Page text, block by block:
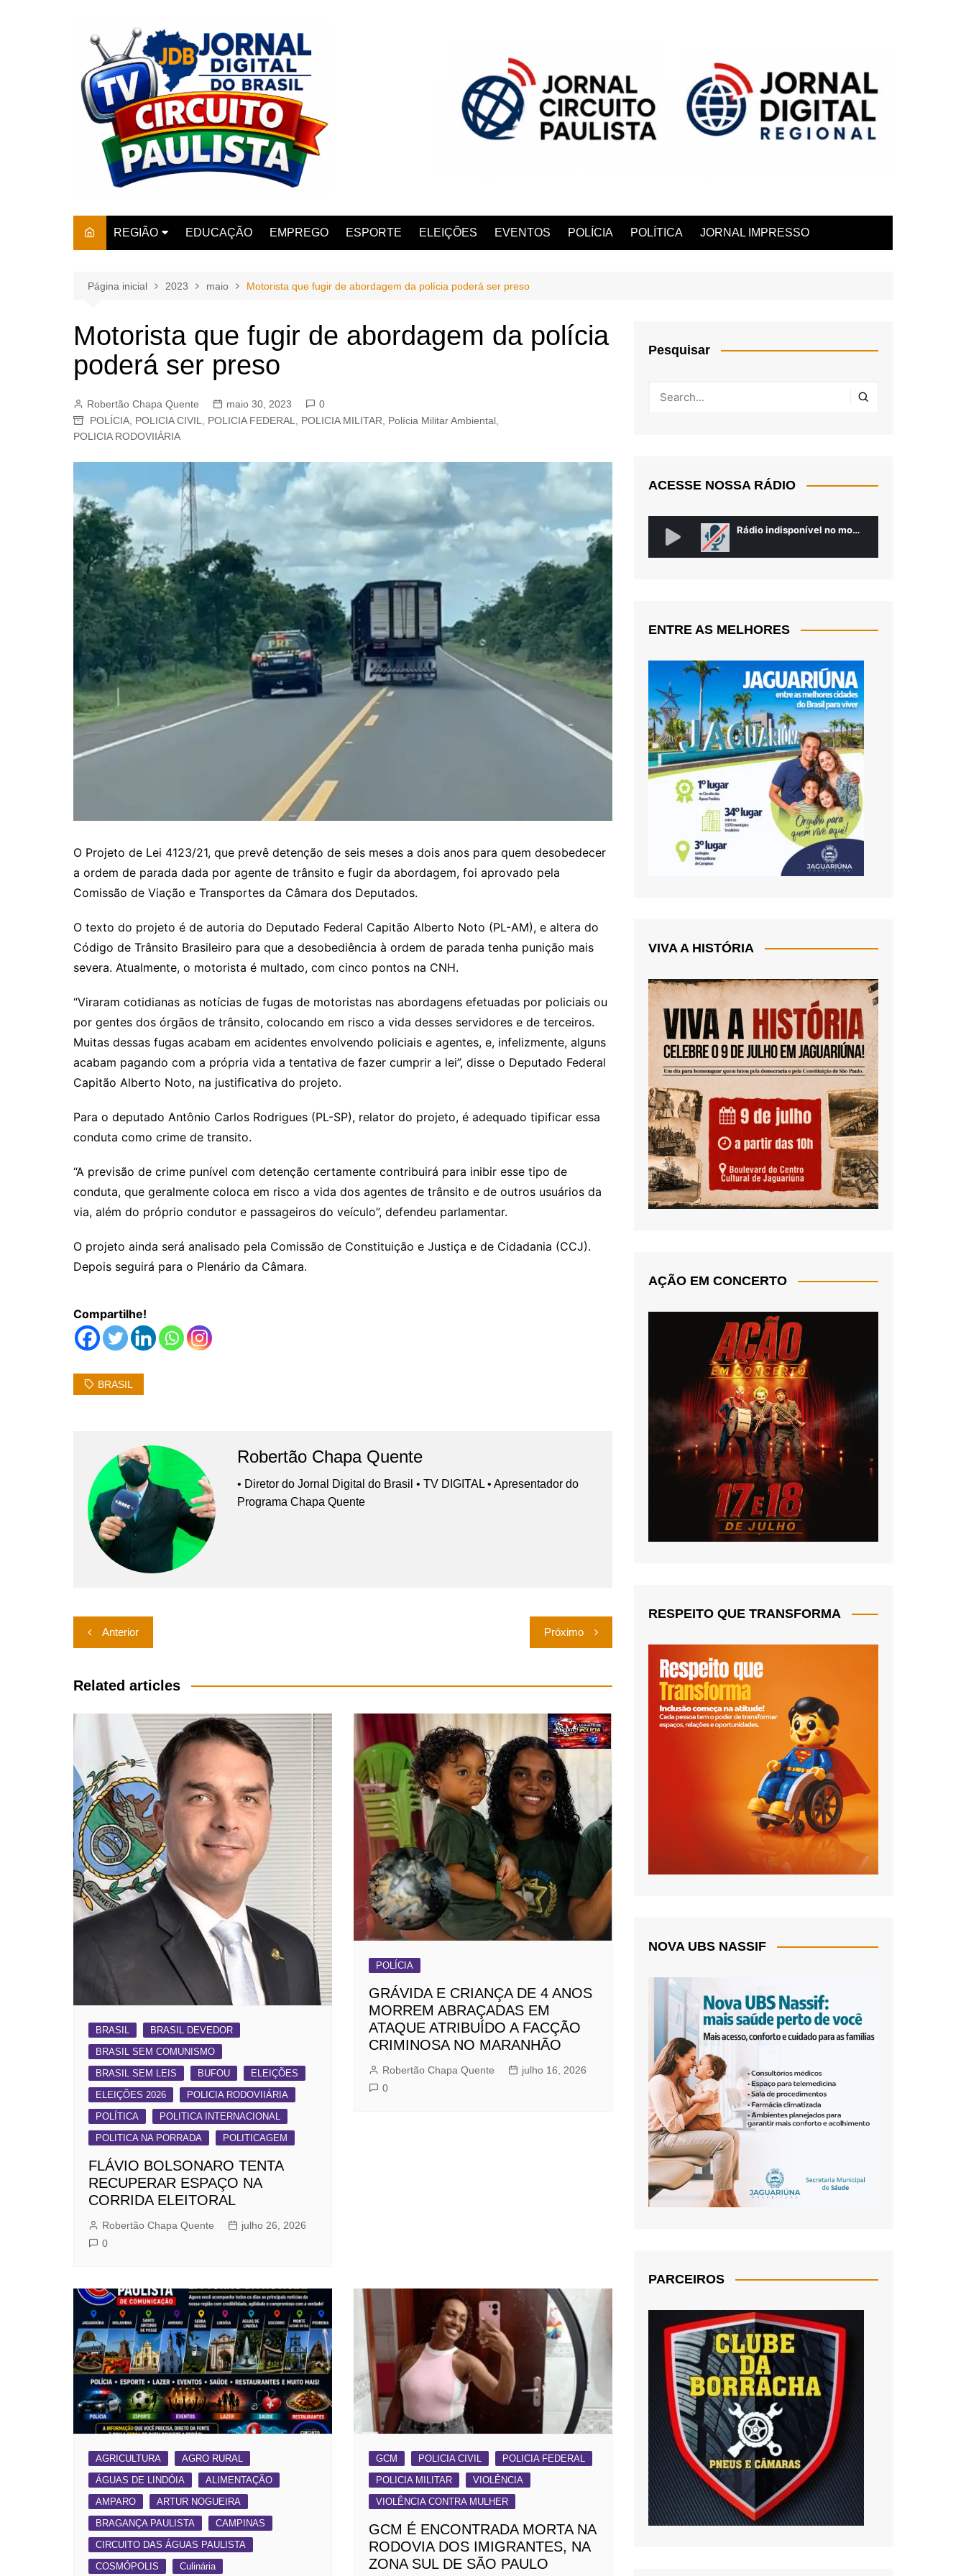
REGIÃO
AMPARO
BARRETOS
CAMPINAS
JAGUARIÚNA
JUNDIAÍ
MOGI GUAÇU
MOGI MIRIM
PAULÍNIA
RIBEIRÃO PRETO
EDUCAÇÃO EMPREGO ESPORTE ELEIÇÕES EVENTOS POLÍCIA POLÍTICA JORNAL IMPRESSO
Página inicial 2023 maio Motorista que fugir de abordagem da polícia poderá ser preso
Motorista que fugir de abordagem da polícia
poderá ser preso
Robertão Chapa Quente maio 30, 2023
0
POLÍCIA POLICIA CIVIL POLICIA FEDERAL POLICIA MILITAR Polícia Militar Ambiental
POLICIA RODOVIIÁRIA
O Projeto de Lei 4123/21, que prevê detenção de seis meses a dois anos para quem desobedecer
a ordem de parada dada por agente de trânsito e fugir da abordagem, foi aprovado pela
Comissão de Viação e Transportes da Câmara dos Deputados.
O texto do projeto é de autoria do Deputado Federal Capitão Alberto Noto (PL-AM), e altera do
Código de Trânsito Brasileiro para que a desobediência à ordem de parada tenha punição mais
severa. Atualmente, o motorista é multado, com cinco pontos na CNH.
“Viraram cotidianas as notícias de fugas de motoristas nas abordagens efetuadas por policiais ou
por gentes dos órgãos de trânsito, colocando em risco a vida desses servidores e de terceiros.
Muitas dessas fugas acabam em acidentes envolvendo policiais e agentes, e, infelizmente, alguns
acabam pagando com a própria vida a tentativa de fazer cumprir a lei”, disse o Deputado Federal
Capitão Alberto Noto, na justificativa do projeto.
Para o deputado Antônio Carlos Rodrigues (PL-SP), relator do projeto, é adequado tipificar essa
conduta como crime de transito.
“A previsão de crime punível com detenção certamente contribuirá para inibir esse tipo de
conduta, que geralmente coloca em risco a vida dos agentes de trânsito e de outros usuários da
via, além do próprio condutor e passageiros do veículo”, defendeu parlamentar.
O projeto ainda será analisado pela Comissão de Constituição e Justiça e de Cidadania (CCJ).
Depois seguirá para o Plenário da Câmara.
Compartilhe!
BRASIL
Robertão Chapa Quente
• Diretor do Jornal Digital do Brasil • TV DIGITAL • Apresentador do
Programa Chapa Quente
Navegação
de
Post
Anterior Próximo
Related articles
BRASIL
BRASIL DEVEDOR
BRASIL SEM COMUNISMO
BRASIL SEM LEIS
BUFOU
ELEIÇÕES
ELEIÇÕES 2026
POLICIA RODOVIIÁRIA
POLÍTICA
POLITICA INTERNACIONAL
POLITICA NA PORRADA
POLITICAGEM
FLÁVIO BOLSONARO TENTA
RECUPERAR ESPAÇO NA
CORRIDA ELEITORAL
Robertão Chapa Quente
julho 26, 2026
0
POLÍCIA
GRÁVIDA E CRIANÇA DE 4 ANOS
MORREM ABRAÇADAS EM
ATAQUE ATRIBUÍDO A FACÇÃO
CRIMINOSA NO MARANHÃO
Robertão Chapa Quente
julho 16, 2026
0
AGRICULTURA
AGRO RURAL
ÁGUAS DE LINDÓIA
ALIMENTAÇÃO
AMPARO
ARTUR NOGUEIRA
BRAGANÇA PAULISTA
CAMPINAS
CIRCUITO DAS ÁGUAS PAULISTA
COSMÓPOLIS
Culinária
GCM POLICIA CIVIL
POLICIA FEDERAL
POLICIA MILITAR
VIOLÊNCIA
VIOLÊNCIA CONTRA MULHER
GCM É ENCONTRADA MORTA NA
RODOVIA DOS IMIGRANTES, NA
ZONA SUL DE SÃO PAULO
Pesquisar
ACESSE NOSSA RÁDIO
ENTRE AS MELHORES
VIVA A HISTÓRIA
AÇÃO EM CONCERTO
RESPEITO QUE TRANSFORMA
NOVA UBS NASSIF
PARCEIROS